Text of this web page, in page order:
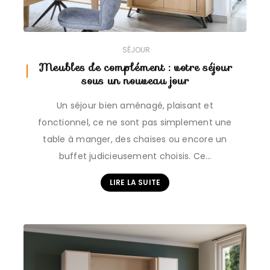
SÉJOUR
Meubles de complément : votre séjour
sous un nouveau jour
Un séjour bien aménagé, plaisant et
fonctionnel, ce ne sont pas simplement une
table à manger, des chaises ou encore un
buffet judicieusement choisis. Ce…
LIRE LA SUITE